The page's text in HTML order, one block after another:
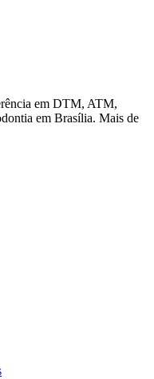
em DTM, ATM,
em Brasília. Mais de